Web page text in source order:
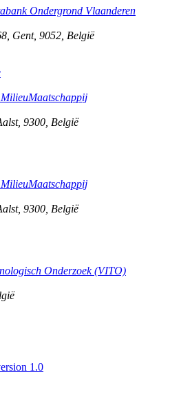
Ondergrond Vlaanderen
Gent, 9052 België
, 9300 België
, 9300 België
Onderzoek (VITO)
1.0